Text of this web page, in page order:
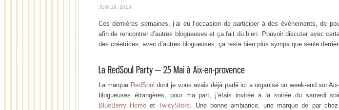
JUIN 19, 2013
Ces dernières semaines, j’ai eu l’occasion de participer à des événements, de
afin de rencontrer d’autres blogueuses et ça fait du bien. Pouvoir discuter avec
des créatrices, avec d’autres blogueuses, ça reste bien plus sympa que seule
La marque RedSouldont je vous avais déjà parlé ici a organisé un week-end sur
blogueuses étrangères, pour ma part, j’étais invitée à la soirée du samedi
BlueBerry Home etTwicyStore. Une bonne ambiance, une marque de par